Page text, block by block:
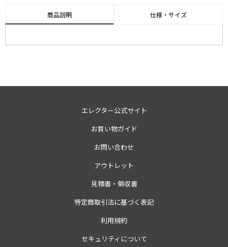
商品説明 仕様・サイズ
エレクター公式サイト
お買い物ガイド
お問い合わせ
アウトレット
見積書・領収書
特定商取引法に基づく表記
利用規約
セキュリティについて